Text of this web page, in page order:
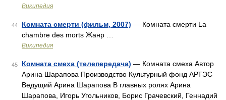
Википедия
44 Комната смерти (фильм, 2007) — Комната смерти La
chambre des morts Жанр …
Википедия
45 Комната смеха (телепередача) — Комната смеха Автор
Арина Шарапова Производство Культурный фонд АРТЭС
Ведущий Арина Шарапова В главных ролях Арина
Шарапова, Игорь Угольников, Борис Грачевский, Геннадий